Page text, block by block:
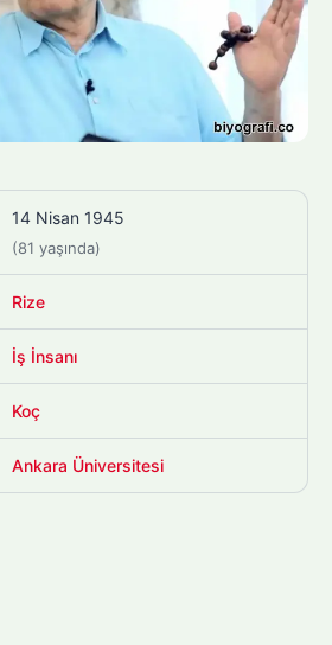
14 Nisan 1945
(81 yaşında)
Rize
İş İnsanı
Koç
Ankara Üniversitesi